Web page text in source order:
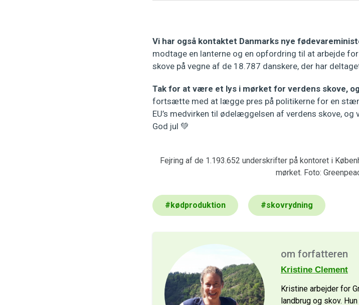
Vi har også kontaktet Danmarks nye
modtage en lanterne og en opfordring til at arbejde
skove på vegne af de 18.787 danskere, der har
Tak for at være et lys i mørket for verdens skove,
fortsætte med at lægge pres på politikerne for en
EU’s medvirken til ødelæggelsen af verdens skove,
God jul 💚
Fejring af de 1.193.652 underskrifter på kontoret i
mørket. Foto:
#kødproduktion #skovrydning
om forfatteren
Kristine Clement
Kristine arbejder for
landbrug og skov.